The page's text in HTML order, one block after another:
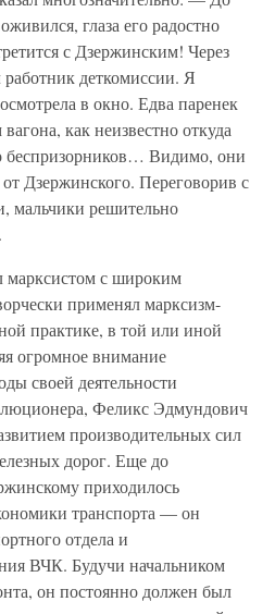
глаза его радостно
с Дзержинским! Через
деткомиссии. Я
в окно. Едва паренек
как неизвестно откуда
беспризорников… Видимо, они
Дзержинского. Переговорив с
мальчики решительно
с широким
применял марксизм-
практике, в той или иной
огромное внимание
своей деятельности
Феликс Эдмундович
производительных сил
дорог. Еще до
приходилось
транспорта — он
отдела и
ВЧК. Будучи начальником
он постоянно должен был